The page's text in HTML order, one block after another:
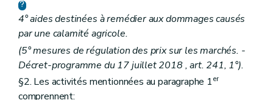
Art. D146
Art. D147
Sous-section 6
Art. D148
Art. D149
Art. D150
Section 4 Compensation de la perte économique
Sous-section 1
4° aides destinées à remédier aux dommages causés
par une calamité agricole.
(5° mesures de régulation des prix sur les marchés. -
Décret-programme du 17 juillet 2018 , art. 241, 1°).
§2. Les activités mentionnées au paragraphe 1er
comprennent: